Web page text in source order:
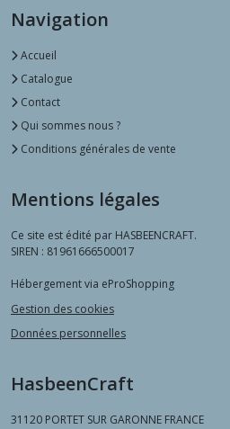
Navigation
Accueil
Catalogue
Contact
Qui sommes nous ?
Conditions générales de vente
Mentions légales
Ce site est édité par HASBEENCRAFT.
SIREN : 81961666500017
Hébergement via eProShopping
Gestion des cookies
Données personnelles
HasbeenCraft
31120 PORTET SUR GARONNE FRANCE